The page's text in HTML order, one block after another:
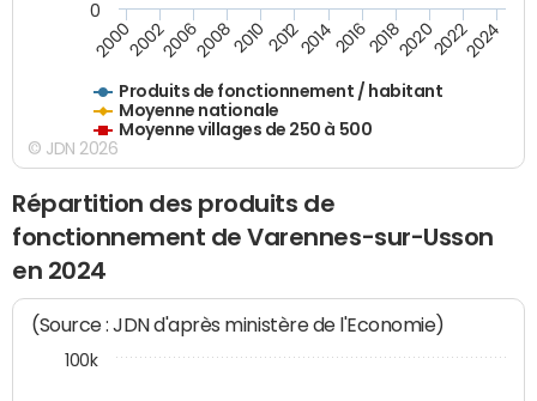
Produits de fonctionnement / habitant
Moyenne nationale
Moyenne villages de 250 à 500
200020022006200820102012201420162018202020222024
0
© JDN 2026
Répartition des produits de
fonctionnement de Varennes-sur-Usson
en 2024
(Source : JDN d'après ministère de l'Economie)
100k